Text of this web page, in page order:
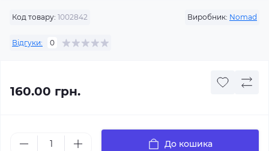
Код товару: 1002842 Виробник: Nomad
Відгуки: 0
160.00 грн.
До кошика